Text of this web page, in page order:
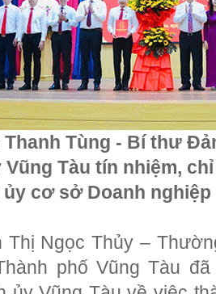
Tùng - Bí thư
Tàu tín nhiệm,
cơ sở Doanh nghiệp
Ngọc Thủy –
phố Vũng Tàu